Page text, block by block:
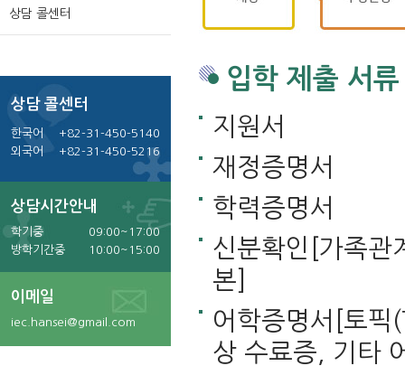
상담 콜센터
상담 콜센터
한국어
+82-31-450-5140
외국어
+82-31-450-5216
상담시간안내
학기중
09:00~17:00
방학기간중
10:00~15:00
이메일
iec.hansei@gmail.com
입학 제출 서
지원서
재정증명서
학력증명서
신분확인[가족관
본]
어학증명서[토픽
상 수료증, 기타